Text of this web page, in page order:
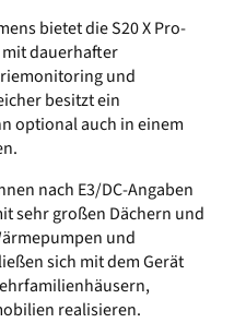
bietet die S20 X Pro-
dauerhafter
und
besitzt ein
optional auch in einem
nach E3/DC-Angaben
sehr großen Dächern und
und
sich mit dem Gerät
realisieren.